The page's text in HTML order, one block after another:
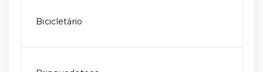
Bicicletário